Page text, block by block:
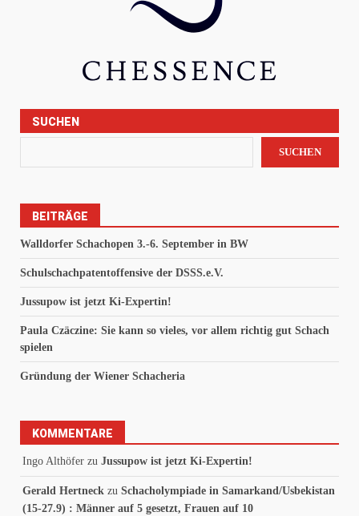
SUCHEN
SUCHEN
BEITRÄGE
Walldorfer Schachopen 3.-6. September in BW
Schulschachpatentoffensive der DSSS.e.V.
Jussupow ist jetzt Ki-Expertin!
Paula Czäczine: Sie kann so vieles, vor allem richtig gut Schach
spielen
Gründung der Wiener Schacheria
KOMMENTARE
Ingo Althöfer zu Jussupow ist jetzt Ki-Expertin!
Gerald Hertneck zu Schacholympiade in Samarkand/Usbekistan
(15-27.9) : Männer auf 5 gesetzt, Frauen auf 10